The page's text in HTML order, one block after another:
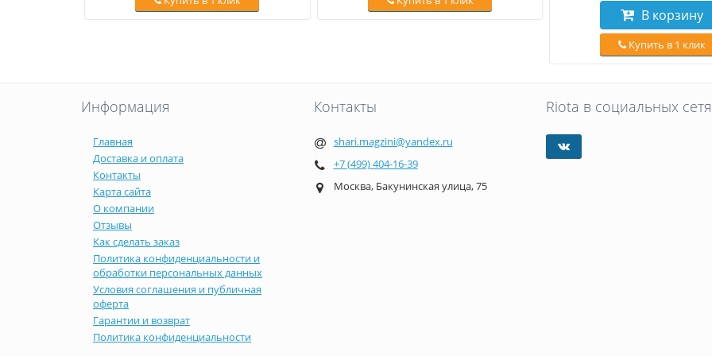
В корзину
Купить в 1 клик
Информация
Главная
Доставка и оплата
Контакты
Карта сайта
О компании
Отзывы
Как сделать заказ
Политика конфиденциальности и
обработки персональных данных
Условия соглашения и публичная
оферта
Гарантии и возврат
Политика конфиденциальности
Контакты
shari.magzini@yandex.ru
+7 (499) 404-16-39
Москва, Бакунинская улица, 75
Riota в социальных